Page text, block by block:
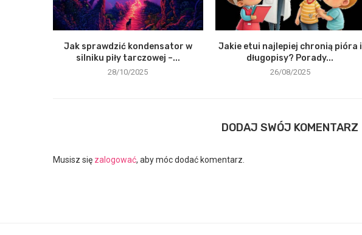
Jak sprawdzić kondensator w
silniku piły tarczowej –...
28/10/2025
Jakie etui najlepiej chronią pióra i
długopisy? Porady...
26/08/2025
DODAJ SWÓJ KOMENTARZ
Musisz się zalogować, aby móc dodać komentarz.